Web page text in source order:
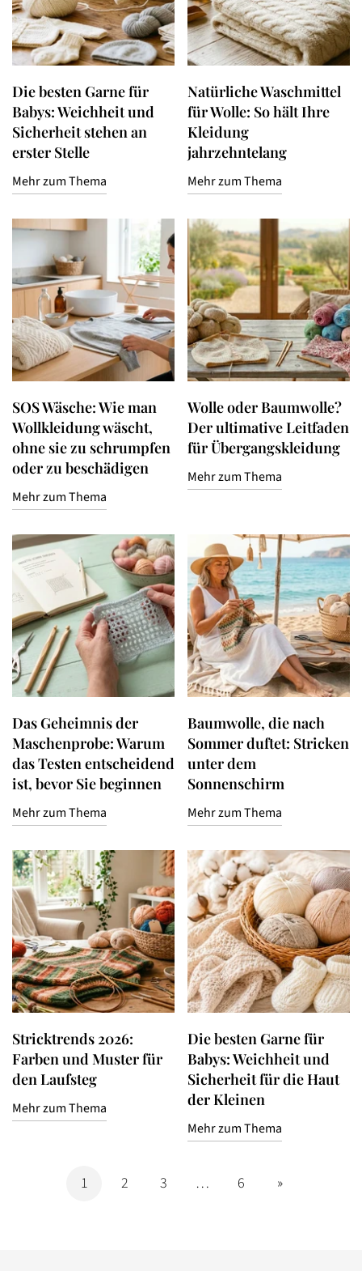
Die besten Garne für
Babys: Weichheit und
Sicherheit stehen an
erster Stelle
Mehr zum Thema
Natürliche Waschmittel
für Wolle: So hält Ihre
Kleidung
jahrzehntelang
Mehr zum Thema
SOS Wäsche: Wie man
Wollkleidung wäscht,
ohne sie zu schrumpfen
oder zu beschädigen
Mehr zum Thema
Wolle oder Baumwolle?
Der ultimative Leitfaden
für Übergangskleidung
Mehr zum Thema
Das Geheimnis der
Maschenprobe: Warum
das Testen entscheidend
ist, bevor Sie beginnen
Mehr zum Thema
Baumwolle, die nach
Sommer duftet: Stricken
unter dem
Sonnenschirm
Mehr zum Thema
Stricktrends 2026:
Farben und Muster für
den Laufsteg
Mehr zum Thema
Die besten Garne für
Babys: Weichheit und
Sicherheit für die Haut
der Kleinen
Mehr zum Thema
1 2 3 … 6 »
Bestätigen Sie Ihr Alter
Sind Sie 18 Jahre alt oder älter?
Nein, bin ich nicht